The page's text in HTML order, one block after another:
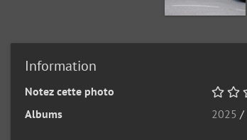
Information
Notez cette photo
Albums
2025 /